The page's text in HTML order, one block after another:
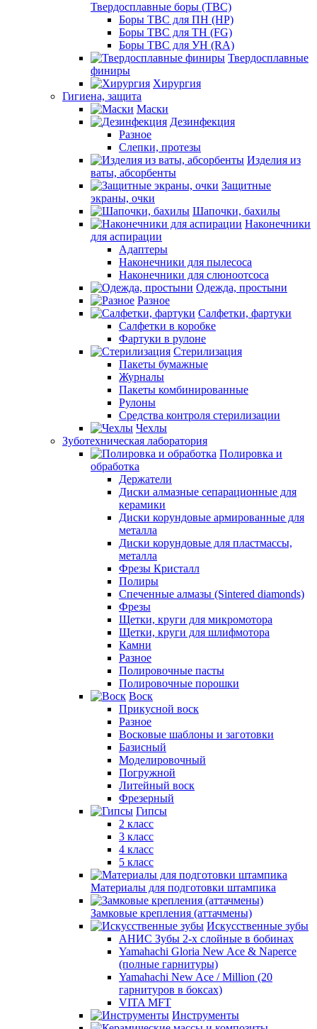
Твердосплавные боры (ТВС)
Боры ТВС для ПН (HP)
Боры ТВС для ТН (FG)
Боры ТВС для УН (RA)
Твердосплавные
финиры
Хирургия
Гигиена, защита
Маски
Дезинфекция
Разное
Слепки, протезы
Изделия из
ваты, абсорбенты
Защитные
экраны, очки
Шапочки, бахилы
Наконечники
для аспирации
Адаптеры
Наконечники для пылесоса
Наконечники для слюноотсоса
Одежда, простыни
Разное
Салфетки, фартуки
Салфетки в коробке
Фартуки в рулоне
Стерилизация
Пакеты бумажные
Журналы
Пакеты комбинированные
Рулоны
Средства контроля стерилизации
Чехлы
Зуботехническая лаборатория
Полировка и
обработка
Держатели
Диски алмазные сепарационные для
керамики
Диски корундовые армированные для
металла
Диски корундовые для пластмассы,
металла
Фрезы Кристалл
Полиры
Спеченные алмазы (Sintered diamonds)
Фрезы
Щетки, круги для микромотора
Щетки, круги для шлифмотора
Камни
Разное
Полировочные пасты
Полировочные порошки
Воск
Прикусной воск
Разное
Восковые шаблоны и заготовки
Базисный
Моделировочный
Погружной
Литейный воск
Фрезерный
Гипсы
2 класс
3 класс
4 класс
5 класс
Материалы для подготовки штампика
Замковые крепления (аттачмены)
Искусственные зубы
АНИС Зубы 2-х слойные в бобинах
Yamahachi Gloria New Ace & Naperce
(полные гарнитуры)
Yamahachi New Ace / Million (20
гарнитуров в боксах)
VITA MFT
Инструменты